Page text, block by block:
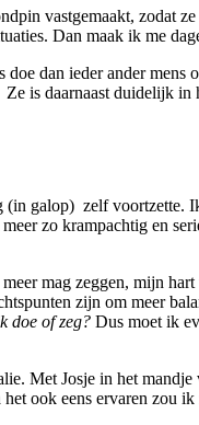
vastgemaakt,
Dan maak ik me
dan ieder ander mens
is daarnaast duidelijk
galop) zelf voortzette.
zo krampachtig en
mag zeggen, mijn
zijn om meer
doe of zeg? Dus moet ik
Met Josje in het
het ook eens ervaren zou